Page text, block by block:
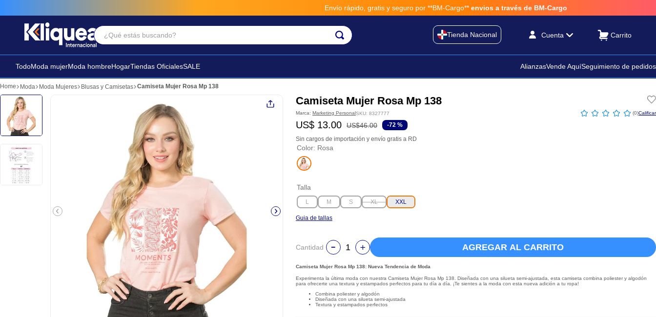
Envío rápido, gratis y seguro por **BM-Cargo** envios a través de BM-Cargo
¿Qué estás buscando?
Tienda Nacional Cuenta
TodoModa mujerModa hombreHogarTiendas OficialesSALE AlianzasVende AquíSeguimiento de pedidos
Moda Moda Mujeres Blusas y Camisetas Camiseta Mujer Rosa Mp 138
Camiseta Mujer Rosa Mp 138
Marca: Marketing PersonalSKU: 8327777 ☆ ☆ ☆ ☆ ☆ (0)
US$ 13.00 US$46.00 -72 %
Sin cargos de importación y envío gratis a RD
Color: Rosa
Talla
L M S XL XXL
Guia de tallas
Cantidad AGREGAR AL CARRITO
Camiseta Mujer Rosa Mp 138: Nueva Tendencia de Moda
Experimenta la última moda con nuestra Camiseta Mujer Rosa Mp 138. Diseñada con una silueta semi-ajustada, esta camiseta combina poliester y algodón
para ofrecerte una textura y estampados perfectos para tu día a día. ¡Te sientes a la moda con esta nueva adición a tu ropa!
Combina poliester y algodón
Diseñada con una silueta semi-ajustada
Textura y estampados perfectos
Términos Más Buscados
2. futbol